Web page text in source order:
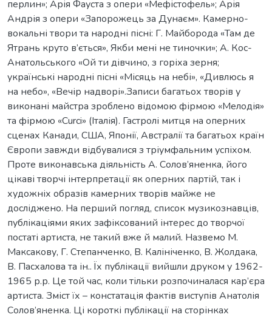
перлин»; Арія Фауста з опери «Мефістофель»; Арія
Андрія з опери «Запорожець за Дунаєм». Камерно-
вокальні твори та народні пісні: Г. Майборода «Там де
Ятрань круто в’ється», Якби мені не тиночки»; А. Кос-
Анатольського «Ой ти дівчино, з горіха зерня;
українські народні пісні «Місяць на небі», «Дивлюсь я
на небо», «Вечір надворі».Записи багатьох творів у
виконані майстра зроблено відомою фірмою «Мелодія»
та фірмою «Curci» (Італія). Гастролі митця на оперних
сценах Канади, США, Японії, Австралії та багатьох країн
Європи завжди відбувалися з тріумфальним успіхом.
Проте виконавська діяльність А. Солов’яненка, його
цікаві творчі інтерпретації як оперних партій, так і
художніх образів камерних творів майже не
досліджено. На перший погляд, список музикознавців,
публікаціями яких зафіксований інтерес до творчої
постаті артиста, не такий вже й малий. Назвемо М.
Максакову, Г. Степанченко, В. Калініченко, В. Жолдака,
В. Пасхалова та ін.. Їх публікації вийшли друком у 1962-
1965 р.р. Це той час, коли тільки розпочиналася кар’єра
артиста. Зміст їх – констатація фактів виступів Анатолія
Солов’яненка. Ці короткі публікації на сторінках